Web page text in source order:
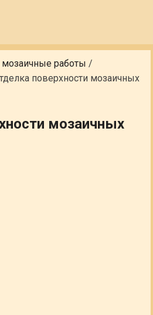
работы /
поверхности мозаичных
мозаичных